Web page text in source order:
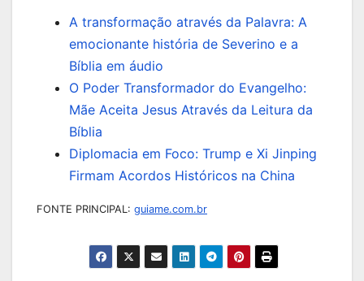
A transformação através da Palavra: A
emocionante história de Severino e a
Bíblia em áudio
O Poder Transformador do Evangelho:
Mãe Aceita Jesus Através da Leitura da
Bíblia
Diplomacia em Foco: Trump e Xi Jinping
Firmam Acordos Históricos na China
FONTE PRINCIPAL: guiame.com.br